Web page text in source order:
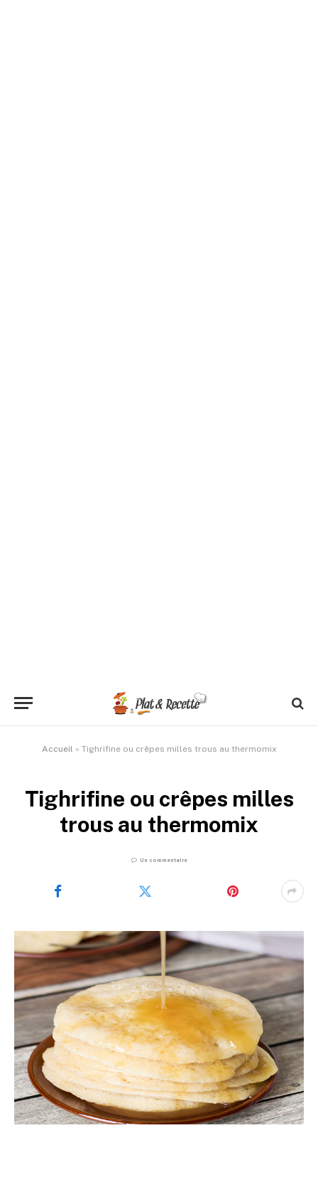
Accueil » Tighrifine ou crêpes milles trous au thermomix
Tighrifine ou crêpes milles
trous au thermomix
Un commentaire